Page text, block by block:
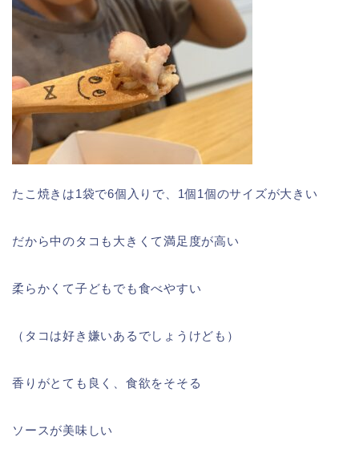
たこ焼きは1袋で6個入りで、1個1個のサイズが大きい
だから中のタコも大きくて満足度が高い
柔らかくて子どもでも食べやすい
（タコは好き嫌いあるでしょうけども）
香りがとても良く、食欲をそそる
ソースが美味しい